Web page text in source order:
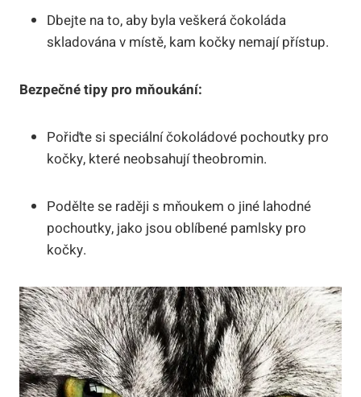
Dbejte na to, aby byla veškerá čokoláda
skladována v místě, kam kočky nemají přístup.
Bezpečné tipy pro mňoukání:
Pořiďte si speciální čokoládové pochoutky pro
kočky, které neobsahují theobromin.
Podělte se raději s mňoukem o jiné lahodné
pochoutky, jako jsou oblíbené pamlsky pro
kočky.